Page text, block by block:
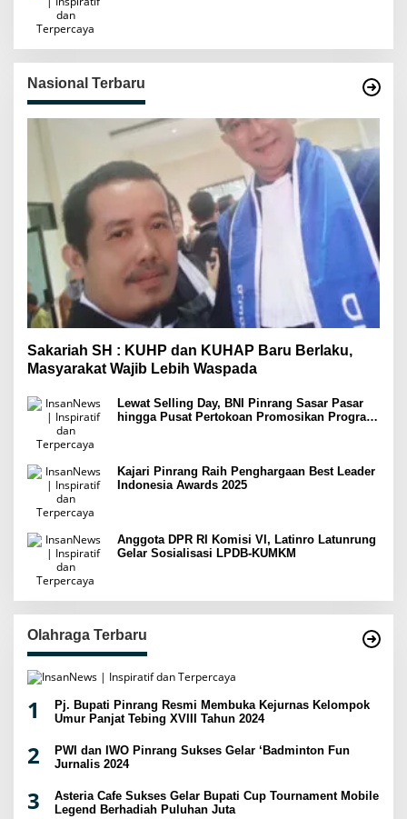
Nasional Terbaru
Sakariah SH : KUHP dan KUHAP Baru Berlaku,
Masyarakat Wajib Lebih Waspada
Lewat Selling Day, BNI Pinrang Sasar Pasar
hingga Pusat Pertokoan Promosikan Program
Kajari Pinrang Raih Penghargaan Best Leader
Indonesia Awards 2025
Anggota DPR RI Komisi VI, Latinro Latunrung
Gelar Sosialisasi LPDB-KUMKM
Olahraga Terbaru
1
Pj. Bupati Pinrang Resmi Membuka Kejurnas Kelompok
Umur Panjat Tebing XVIII Tahun 2024
2
PWI dan IWO Pinrang Sukses Gelar ‘Badminton Fun
Jurnalis 2024
3
Asteria Cafe Sukses Gelar Bupati Cup Tournament Mobile
Legend Berhadiah Puluhan Juta